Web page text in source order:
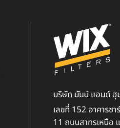
บริษัท มันน์ แอนด์ ฮุ
เลขที่ 152 อาคารช
11 ถนนสาทรเหนือ